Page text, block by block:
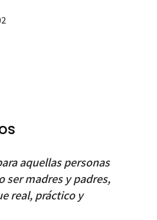
aquellas personas
ser madres y padres,
real, práctico y